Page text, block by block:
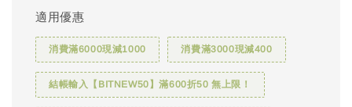
適用優惠
消費滿6000現減1000 消費滿3000現減400
結帳輸入【BITNEW50】滿600折50 無上限！